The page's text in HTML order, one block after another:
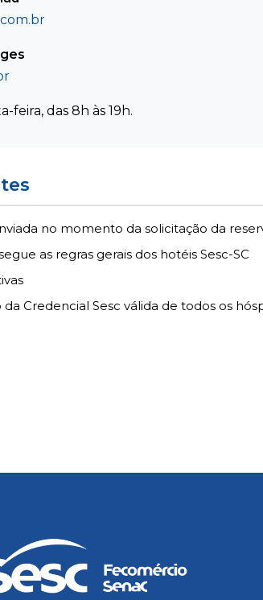
feira, das 8h às 19h.
no momento da solicitação da
as regras gerais dos hotéis Sesc-SC
Credencial Sesc válida de todos os